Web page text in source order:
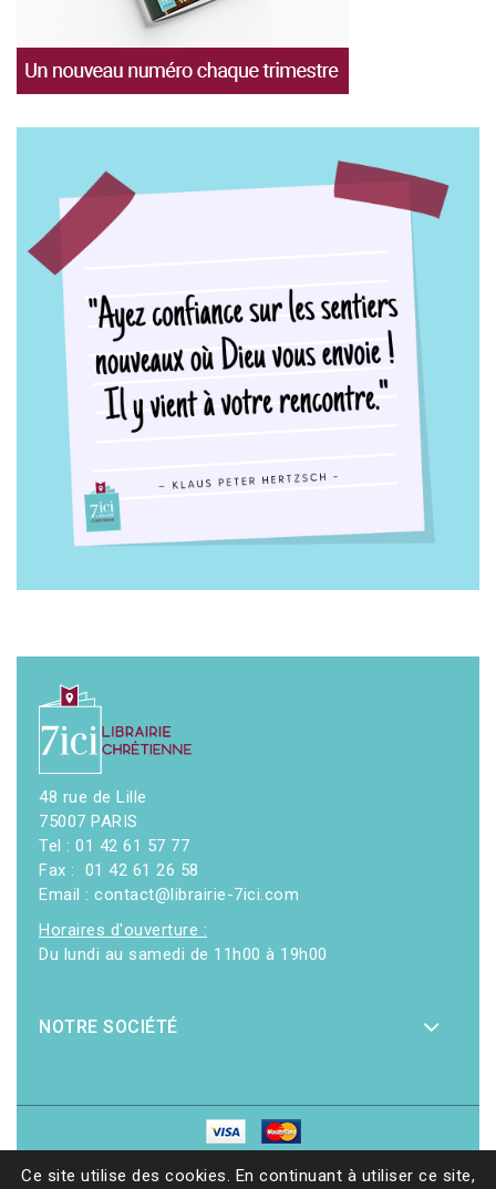
48 rue de Lille
75007 PARIS
Tel : 01 42 61 57 77
Fax : 01 42 61 26 58
Email : contact@librairie-7ici.com
Horaires d'ouverture :
Du lundi au samedi de 11h00 à 19h00
NOTRE SOCIÉTÉ
Ce site utilise des cookies. En continuant à utiliser ce site,
© 2026 - Librairie 7ici| Site web réalisé par Ethicweb